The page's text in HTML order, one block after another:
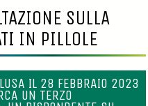
SULLA
IN PILLOLE
IL 28 FEBBRAIO 2023
UN TERZO